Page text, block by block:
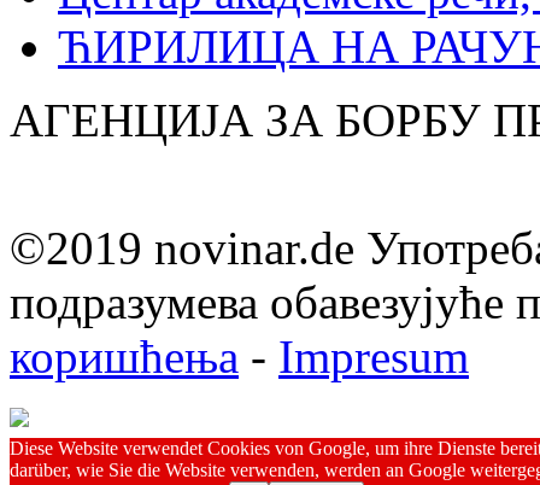
ЋИРИЛИЦА НА
АГЕНЦИЈА ЗА БОРБУ
©2019 novinar.de
подразумева обавезујуће
коришћења - Impresum
Diese Website verwendet Cookies von Google, um ihre Dienste
darüber, wie Sie die Website verwenden, werden an Google